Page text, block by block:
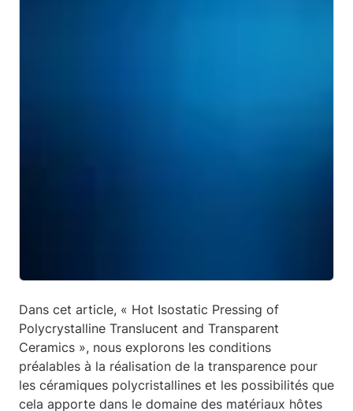
Dans cet article, « Hot Isostatic Pressing of
Polycrystalline Translucent and Transparent
Ceramics », nous explorons les conditions
préalables à la réalisation de la transparence pour
les céramiques polycristallines et les possibilités que
cela apporte dans le domaine des matériaux hôtes